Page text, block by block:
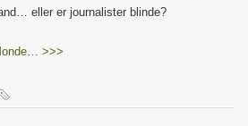
eller er journalister blinde?
>>>